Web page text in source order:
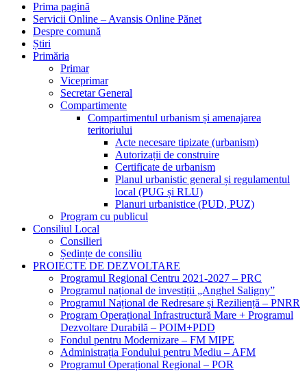
Prima pagină
Servicii Online – Avansis Online Pănet
Despre comună
Știri
Primăria
Primar
Viceprimar
Secretar General
Compartimente
Compartimentul urbanism și amenajarea
teritoriului
Acte necesare tipizate (urbanism)
Autorizații de construire
Certificate de urbanism
Planul urbanistic general și regulamentul
local (PUG și RLU)
Planuri urbanistice (PUD, PUZ)
Program cu publicul
Consiliul Local
Consilieri
Ședințe de consiliu
PROIECTE DE DEZVOLTARE
Programul Regional Centru 2021-2027 – PRC
Programul național de investiții „Anghel Saligny”
Programul Național de Redresare și Reziliență – PNRR
Program Operațional Infrastructură Mare + Programul
Dezvoltare Durabilă – POIM+PDD
Fondul pentru Modernizare – FM MIPE
Administrația Fondului pentru Mediu – AFM
Programul Operațional Regional – POR